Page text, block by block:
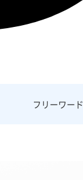
フリーワード